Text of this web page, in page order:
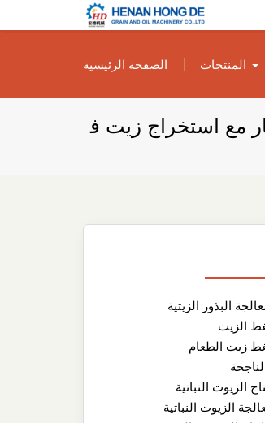
الزيوت النباتية
الخاص بك
الصفحة الرئيسية
المنتجات
مع استخراج زيت ف
البذور الزيتية
الزيت
زيت الطعام
الزيوت النباتية
الزيوت النباتية